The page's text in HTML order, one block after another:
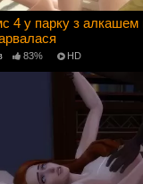
4 у парку з алкашем
83% HD